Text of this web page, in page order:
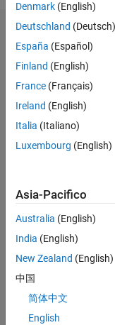
Dashboard
Feeds
Nessuna
attività
Denmark (English)
Deutschland (Deutsch)
España (Español)
Finland (English)
France (Français)
Ireland (English)
Italia (Italiano)
Luxembourg (English)
Asia-Pacifico
Australia (English)
India (English)
New Zealand (English)
中国
简体中文
English